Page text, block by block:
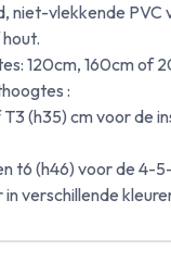
niet-vlekkende PVC
120cm, 160cm of
:
T3 (h35) cm voor de
t6 (h46) voor de 4-
verschillende